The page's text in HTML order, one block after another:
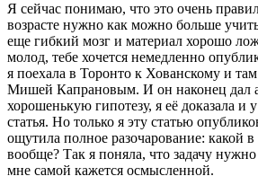
Я сейчас понимаю, что это очень
возрасте нужно как можно больше
еще гибкий мозг и материал хорошо
молод, тебе хочется немедленно
я поехала в Торонто к Хованскому и там
Мишей Капрановым. И он наконец дал
хорошенькую гипотезу, я её доказала и
статья. Но только я эту статью
ощутила полное разочарование: какой
вообще? Так я поняла, что задачу нужно
мне самой кажется осмысленной.